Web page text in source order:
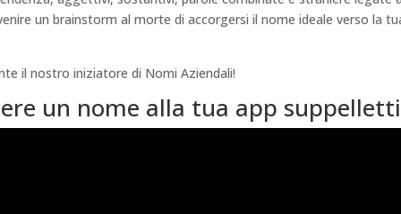
un brainstorm al morte di accorgersi il nome ideale verso la
il nostro iniziatore di Nomi Aziendali!
un nome alla tua app